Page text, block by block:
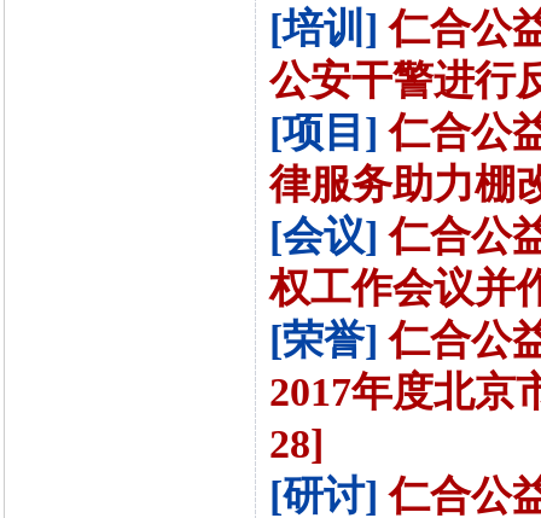
[培训] 仁合公
公安干警进行
[项目] 仁合公
律服务助力棚
[会议] 仁合公
权工作会议并
[荣誉] 仁合公
2017年度北京
28]
[研讨] 仁合公